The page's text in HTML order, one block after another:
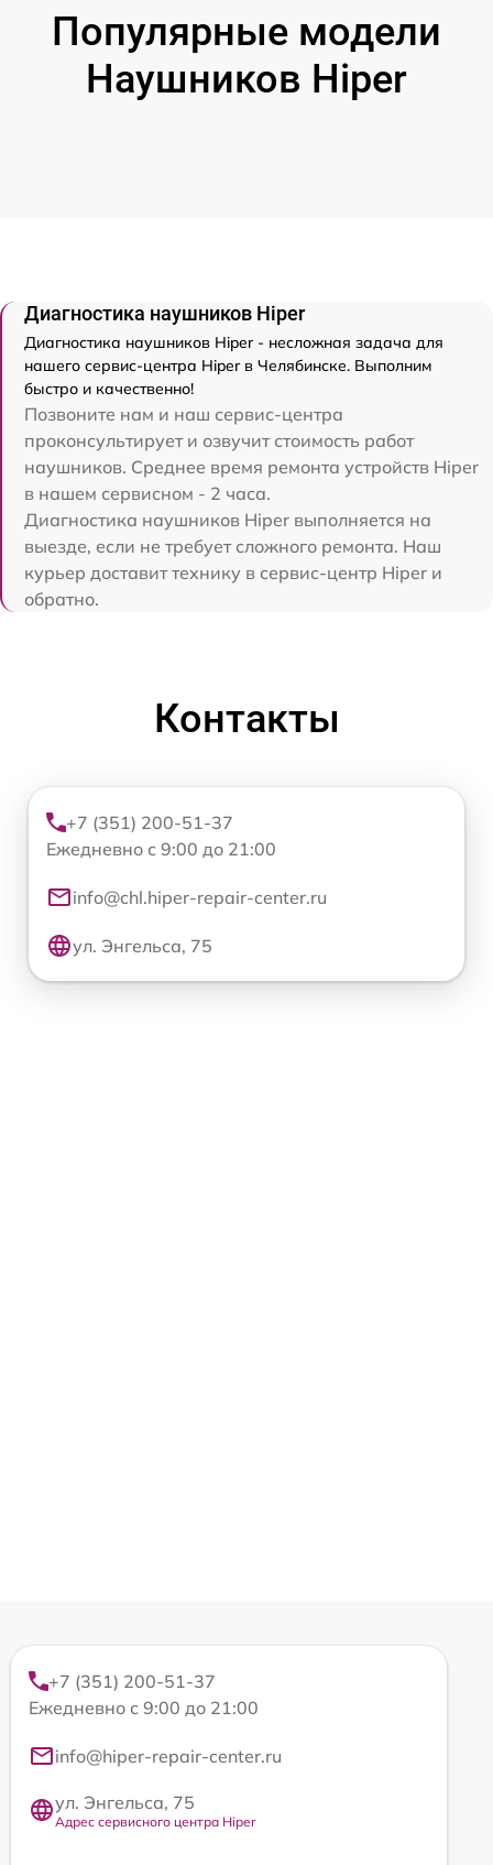
Популярные модели
Наушников Hiper
Диагностика наушников Hiper
Диагностика наушников Hiper - несложная задача для
нашего сервис-центра Hiper в Челябинске. Выполним
быстро и качественно!
Позвоните нам и наш сервис-центра
проконсультирует и озвучит стоимость работ
наушников. Среднее время ремонта устройств Hiper
в нашем сервисном - 2 часа.
Диагностика наушников Hiper выполняется на
выезде, если не требует сложного ремонта. Наш
курьер доставит технику в сервис-центр Hiper и
обратно.
Контакты
+7 (351) 200-51-37
Ежедневно с 9:00 до 21:00
info@chl.hiper-repair-center.ru
ул. Энгельса, 75
+7 (351) 200-51-37
Ежедневно с 9:00 до 21:00
info@hiper-repair-center.ru
ул. Энгельса, 75
Адрес сервисного центра Hiper